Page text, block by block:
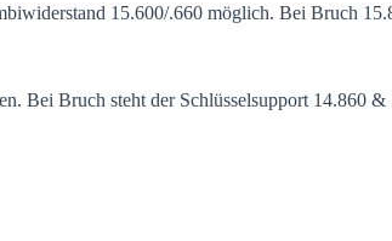
15.600/.660 möglich. Bei Bruch
Bei Bruch steht der Schlüsselsupport 14.860